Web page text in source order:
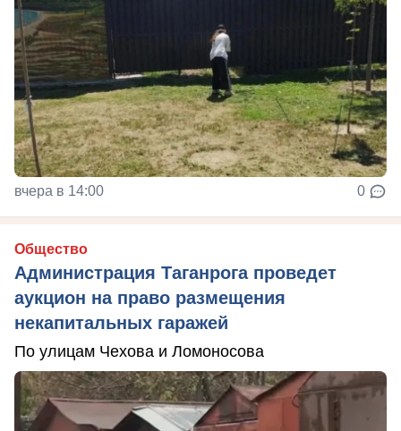
вчера в 14:00 0
Общество
Администрация Таганрога проведет
аукцион на право размещения
некапитальных гаражей
По улицам Чехова и Ломоносова